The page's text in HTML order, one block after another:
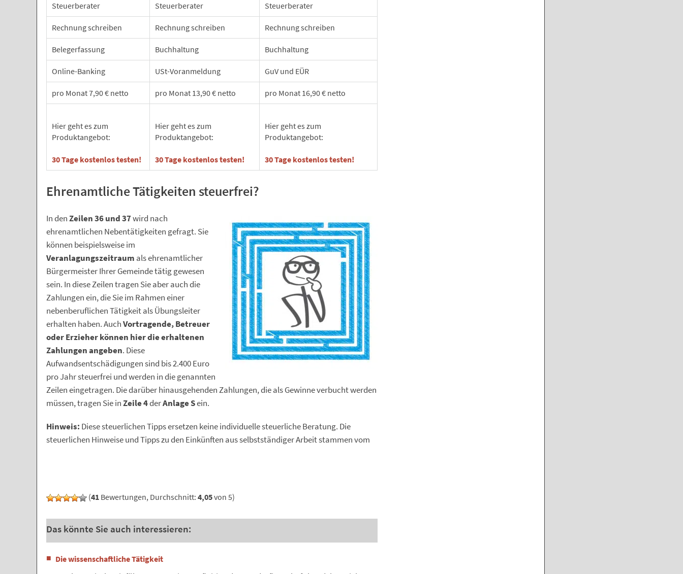
Steuerberater
Steuerberater
Steuerberater
Rechnung schreiben Rechnung schreiben Rechnung schreiben
Belegerfassung Buchhaltung Buchhaltung
Online-Banking USt-Voranmeldung GuV und EÜR
pro Monat 7,90 € netto pro Monat 13,90 € netto pro Monat 16,90 € netto
Hier geht es zum
Produktangebot:
30 Tage kostenlos testen!
Hier geht es zum
Produktangebot:
30 Tage kostenlos testen!
Hier geht es zum
Produktangebot:
30 Tage kostenlos testen!
Ehrenamtliche Tätigkeiten steuerfrei?
In denZeilen 36 und 37wird nach
ehrenamtlichen Nebentätigkeiten gefragt. Sie
können beispielsweise im
Veranlagungszeitraum als ehrenamtlicher
Bürgermeister Ihrer Gemeinde tätig gewesen
sein. In diese Zeilen tragen Sie aber auch die
Zahlungen ein, die Sie im Rahmen einer
nebenberuflichen Tätigkeit als Übungsleiter
erhalten haben. AuchVortragende, Betreuer
oder Erzieher können hier die erhaltenen
Zahlungen angeben. Diese
Aufwandsentschädigungen sind bis 2.400 Euro
pro Jahr steuerfrei und werden in die genannten
Zeilen eingetragen. Die darüber hinausgehenden Zahlungen, die als Gewinne verbucht werden
müssen, tragen Sie inZeile 4derAnlage Sein.
Hinweis: Diese steuerlichen Tipps ersetzen keine individuelle steuerliche Beratung. Die
steuerlichen Hinweise und Tipps zu den Einkünften aus selbstständiger Arbeit stammen vom
(41 Bewertungen, Durchschnitt: 4,05von 5)
Das könnte Sie auch interessieren:
Die wissenschaftliche Tätigkeit